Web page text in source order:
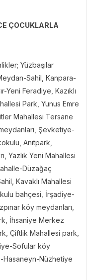
ÇOCUKLARLA
Yüzbaşılar
Sahil, Kanpara-
Yeni Feradiye, Kazıklı
Park, Yunus Emre
Mahallesi Tersane
Şevketiye-
Anıtpark,
Yazlık Yeni Mahallesi
Düzağaç
Kavaklı Mahallesi
bahçesi, İrşadiye-
köy meydanları,
İhsaniye Merkez
Çiftlik Mahallesi park,
Sofular köy
Hasaneyn-Nüzhetiye